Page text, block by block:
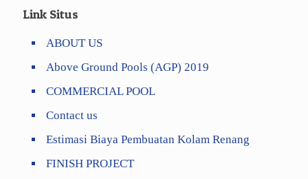
Link Situs
ABOUT US
Above Ground Pools (AGP) 2019
COMMERCIAL POOL
Contact us
Estimasi Biaya Pembuatan Kolam Renang
FINISH PROJECT